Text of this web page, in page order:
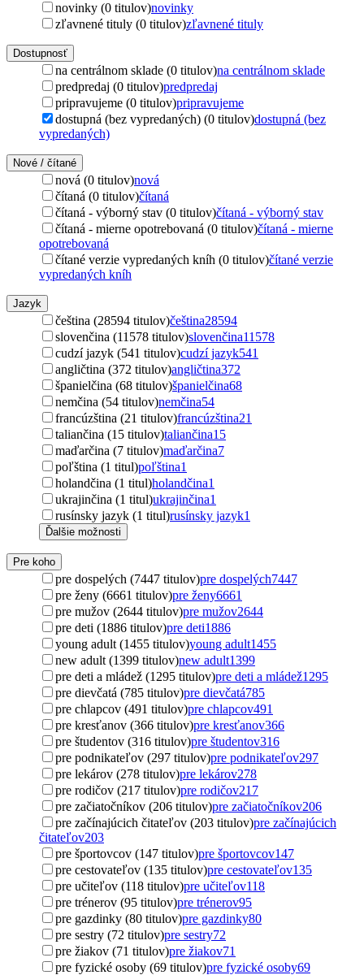
novinky (0 titulov)novinky
zľavnené tituly (0 titulov)zľavnené tituly
Dostupnosť
na centrálnom sklade (0 titulov)na centrálnom sklade
predpredaj (0 titulov)predpredaj
pripravujeme (0 titulov)pripravujeme
dostupná (bez vypredaných) (0 titulov)dostupná (bez
vypredaných)
Nové / čítané
nová (0 titulov)nová
čítaná (0 titulov)čítaná
čítaná - výborný stav (0 titulov)čítaná - výborný stav
čítaná - mierne opotrebovaná (0 titulov)čítaná - mierne
opotrebovaná
čítané verzie vypredaných kníh (0 titulov)čítané verzie
vypredaných kníh
Jazyk
čeština (28594 titulov)čeština28594
slovenčina (11578 titulov)slovenčina11578
cudzí jazyk (541 titulov)cudzí jazyk541
angličtina (372 titulov)angličtina372
španielčina (68 titulov)španielčina68
nemčina (54 titulov)nemčina54
francúzština (21 titulov)francúzština21
taliančina (15 titulov)taliančina15
maďarčina (7 titulov)maďarčina7
poľština (1 titul)poľština1
holandčina (1 titul)holandčina1
ukrajinčina (1 titul)ukrajinčina1
rusínsky jazyk (1 titul)rusínsky jazyk1
Ďalšie možnosti
Pre koho
pre dospelých (7447 titulov)pre dospelých7447
pre ženy (6661 titulov)pre ženy6661
pre mužov (2644 titulov)pre mužov2644
pre deti (1886 titulov)pre deti1886
young adult (1455 titulov)young adult1455
new adult (1399 titulov)new adult1399
pre deti a mládež (1295 titulov)pre deti a mládež1295
pre dievčatá (785 titulov)pre dievčatá785
pre chlapcov (491 titulov)pre chlapcov491
pre kresťanov (366 titulov)pre kresťanov366
pre študentov (316 titulov)pre študentov316
pre podnikateľov (297 titulov)pre podnikateľov297
pre lekárov (278 titulov)pre lekárov278
pre rodičov (217 titulov)pre rodičov217
pre začiatočníkov (206 titulov)pre začiatočníkov206
pre začínajúcich čitateľov (203 titulov)pre začínajúcich
čitateľov203
pre športovcov (147 titulov)pre športovcov147
pre cestovateľov (135 titulov)pre cestovateľov135
pre učiteľov (118 titulov)pre učiteľov118
pre trénerov (95 titulov)pre trénerov95
pre gazdinky (80 titulov)pre gazdinky80
pre sestry (72 titulov)pre sestry72
pre žiakov (71 titulov)pre žiakov71
pre fyzické osoby (69 titulov)pre fyzické osoby69